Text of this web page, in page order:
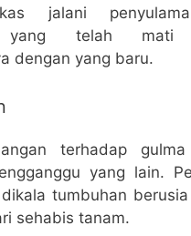
jalani
yang telah mati
dengan yang baru.
terhadap
yang lain.
tumbuhan
sehabis tanam.